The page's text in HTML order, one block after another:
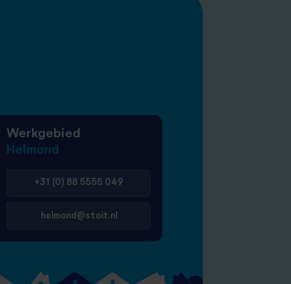
Werkgebied
Helmond
+31 (0) 88 5555 049
helmond@stoit.nl